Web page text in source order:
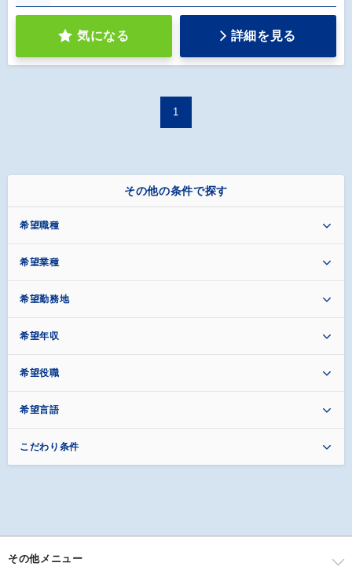
気になる 詳細を見る
1
その他の条件で探す
希望職種
希望業種
希望勤務地
希望年収
希望役職
希望言語
こだわり条件
その他メニュー